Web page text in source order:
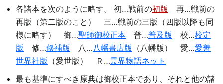
各諸本を次のように略す。 初…戦前の初版 再…戦前の
再版（第二版のこと） 三…戦前の三版（四版以降も同
様に略す） 御…聖師御校正本 普…普及版 校…校定
版 修…修補版 八…八幡書店版 （八幡版） 愛…愛善
世界社版 （愛世版） Ｒ…霊界物語ネット
最も基準にすべき原典は御校正本であり、それと他の諸